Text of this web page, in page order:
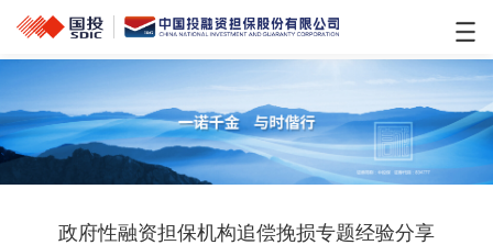
政府性融资担保机构追偿挽损专题经验分享